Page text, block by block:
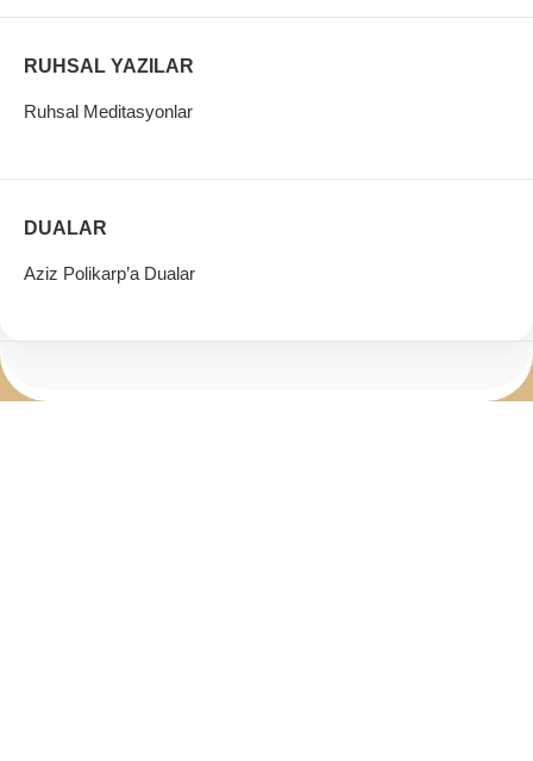
RUHSAL YAZILAR
Ruhsal Meditasyonlar
DUALAR
Aziz Polikarp’a Dualar